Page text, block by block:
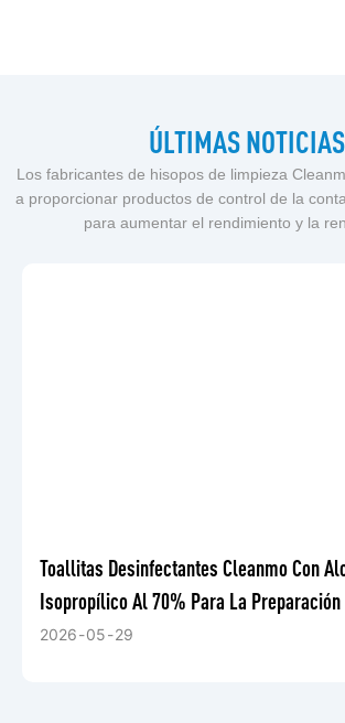
ÚLTIMAS NOTICIAS
Los fabricantes de hisopos de limpieza
a proporcionar productos de control de la
para aumentar el rendimiento y la
Toallitas Desinfectantes Cleanmo Con
Isopropílico Al 70% Para La Preparación
Entornos Médicos.
2026 05 29